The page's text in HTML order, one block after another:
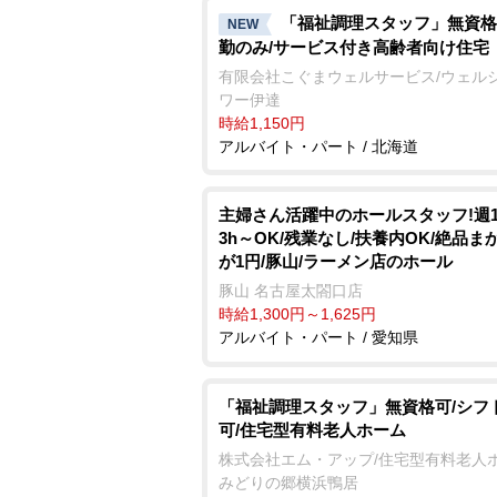
NEW
「福祉調理スタッフ」無資
勤のみ/サービス付き高齢者向け住宅
有限会社こぐまウェルサービス/ウェル
ワー伊達
時給1,150円
アルバイト・パート / 北海道
主婦さん活躍中のホールスタッフ!週
3h～OK/残業なし/扶養内OK/絶品ま
が1円/豚山/ラーメン店のホール
豚山 名古屋太閤口店
時給1,300円～1,625円
アルバイト・パート / 愛知県
「福祉調理スタッフ」無資格可/シフ
可/住宅型有料老人ホーム
株式会社エム・アップ/住宅型有料老人
みどりの郷横浜鴨居